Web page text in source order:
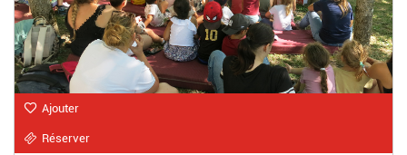
Ajouter
Réserver